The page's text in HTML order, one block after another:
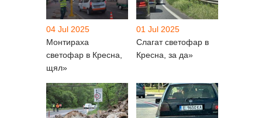
04 Jul 2025
Монтираха
светофар в Кресна,
щял»
01 Jul 2025
Слагат светофар в
Кресна, за да»